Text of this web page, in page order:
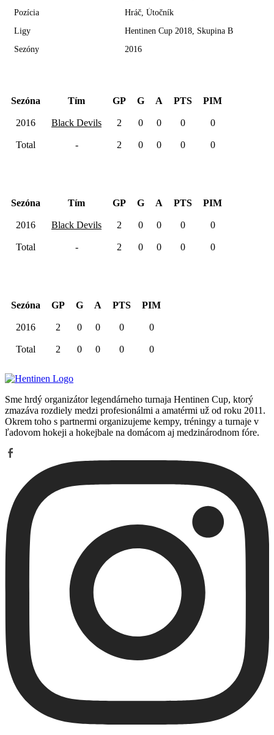
Pozícia
Hráč, Útočník
Ligy
Hentinen Cup 2018, Skupina B
Sezóny
2016
Sezóna Tím GP G A PTS PIM
2016 Black Devils 2 0 0 0 0
Total - 2 0 0 0 0
Sezóna Tím GP G A PTS PIM
2016 Black Devils 2 0 0 0 0
Total - 2 0 0 0 0
Sezóna GP G A PTS PIM
2016 2 0 0 0 0
Total 2 0 0 0 0
Sme hrdý organizátor legendárneho turnaja Hentinen Cup, ktorý
zmazáva rozdiely medzi profesionálmi a amatérmi už od roku 2011.
Okrem toho s partnermi organizujeme kempy, tréningy a turnaje v
ľadovom hokeji a hokejbale na domácom aj medzinárodnom fóre.